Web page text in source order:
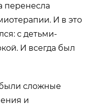
перенесла
И в это
с детьми-
И всегда был
сложные
и